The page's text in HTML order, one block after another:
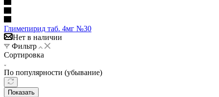
Глимепирид таб. 4мг №30
Нет в наличии
Фильтр
Сортировка
По популярности (убывание)
Показать